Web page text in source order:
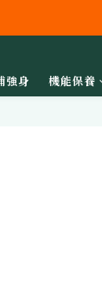
強身
機能保養